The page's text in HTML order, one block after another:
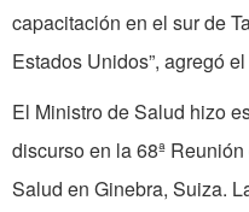
capacitación en el sur de
Estados Unidos”, agregó
El Ministro de Salud hizo
discurso en la 68ª
Salud en Ginebra, Suiza.